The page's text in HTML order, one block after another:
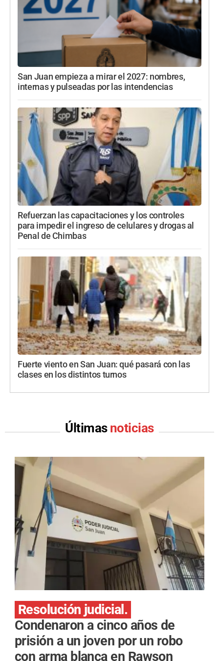
San Juan empieza a mirar el 2027: nombres,
internas y pulseadas por las intendencias
Refuerzan las capacitaciones y los controles
para impedir el ingreso de celulares y drogas al
Penal de Chimbas
Fuerte viento en San Juan: qué pasará con las
clases en los distintos turnos
Últimas noticias
Resolución judicial.
Condenaron a cinco años de
prisión a un joven por un robo
con arma blanca en Rawson